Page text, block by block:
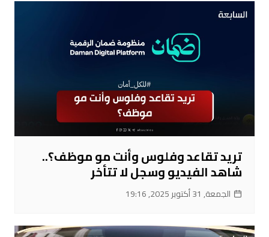
تريد تقاعد وفلوس وأنت مو موظف؟..
شاهد الفيديو وسجل لا تتأخر
الجمعة, 31 أكتوبر 2025, 19:16